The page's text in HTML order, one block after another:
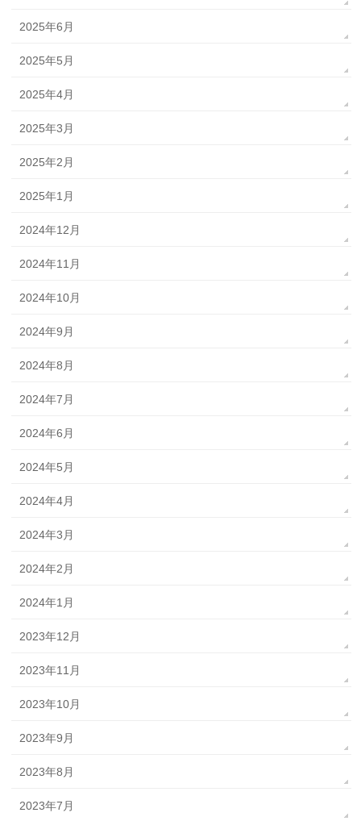
2025年6月
2025年5月
2025年4月
2025年3月
2025年2月
2025年1月
2024年12月
2024年11月
2024年10月
2024年9月
2024年8月
2024年7月
2024年6月
2024年5月
2024年4月
2024年3月
2024年2月
2024年1月
2023年12月
2023年11月
2023年10月
2023年9月
2023年8月
2023年7月